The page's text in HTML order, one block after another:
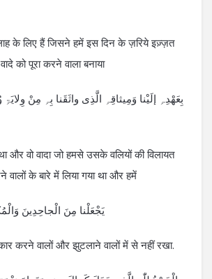
के लिए हैं जिसने हमें इस दिन के ज़रिये इज़्ज़त
को पूरा करने वाला बनाया
بِعَھْدِہِ إلَیْنا وَمِیثاقِہِ الَّذِی واثَقَنا بِہِ مِنْ
और वो वादा जो हमसे उसके वलियों की विलायत
के बारे में लिया गया था और हमें
یَجْعَلْنا مِنَ الْجاحِدِینَ
करने वालों और झुटलाने वालों में से नहीं रखा.